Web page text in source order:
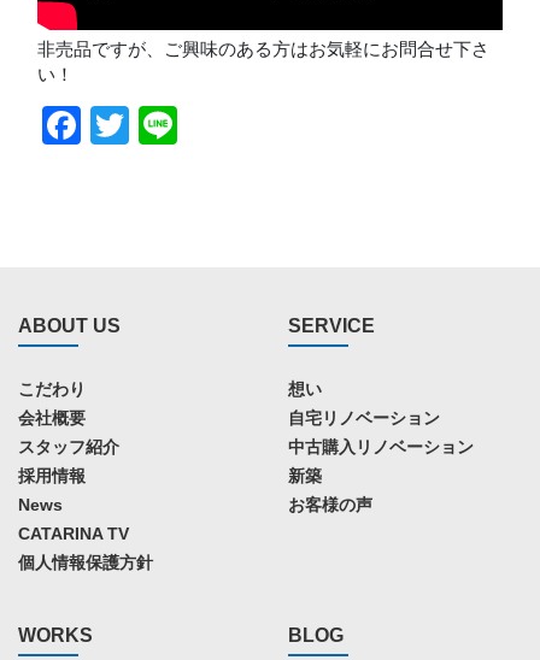
非売品ですが、ご興味のある方はお気軽にお問合せ下さ
い！
Facebook
Twitter
ABOUT US
こだわり
会社概要
スタッフ紹介
採用情報
News
CATARINA TV
個人情報保護方針
SERVICE
想い
自宅リノベーション
中古購入リノベーション
新築
お客様の声
WORKS BLOG